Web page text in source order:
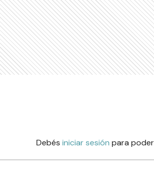
Debés iniciar sesión para